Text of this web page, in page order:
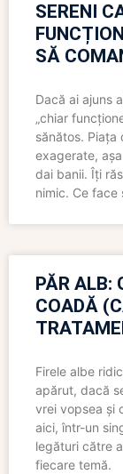
SERENI
SĂ
Dacă ai ajuns
„chiar
sănătos. Piața
exagerate,
dai banii. Îți
nimic. Ce face
PĂR ALB:
COADĂ
Firele albe
apărut, dacă
vrei vopsea și
aici, într-un
legături către
fiecare temă.